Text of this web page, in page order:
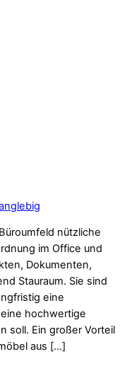
nützliche
im Office und
Dokumenten,
Stauraum. Sie sind
eine
hochwertige
soll. Ein großer Vorteil
aus […]